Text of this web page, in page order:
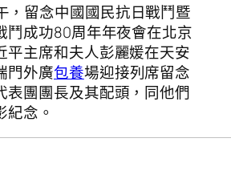
，留念中國國民抗日戰鬥暨
鬥成功80周年年夜會在北京
平主席和夫人彭麗媛在天安
門外廣包養場迎接列席留念
表團團長及其配頭，同他們
紀念。